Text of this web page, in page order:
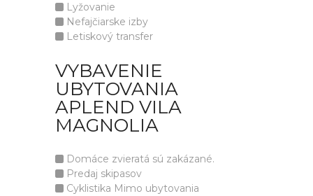
Lyžovanie
Nefajčiarske izby
Letiskový transfer
VYBAVENIE
UBYTOVANIA
APLEND VILA
MAGNOLIA
Domáce zvieratá sú zakázané.
Predaj skipasov
Cyklistika Mimo ubytovania